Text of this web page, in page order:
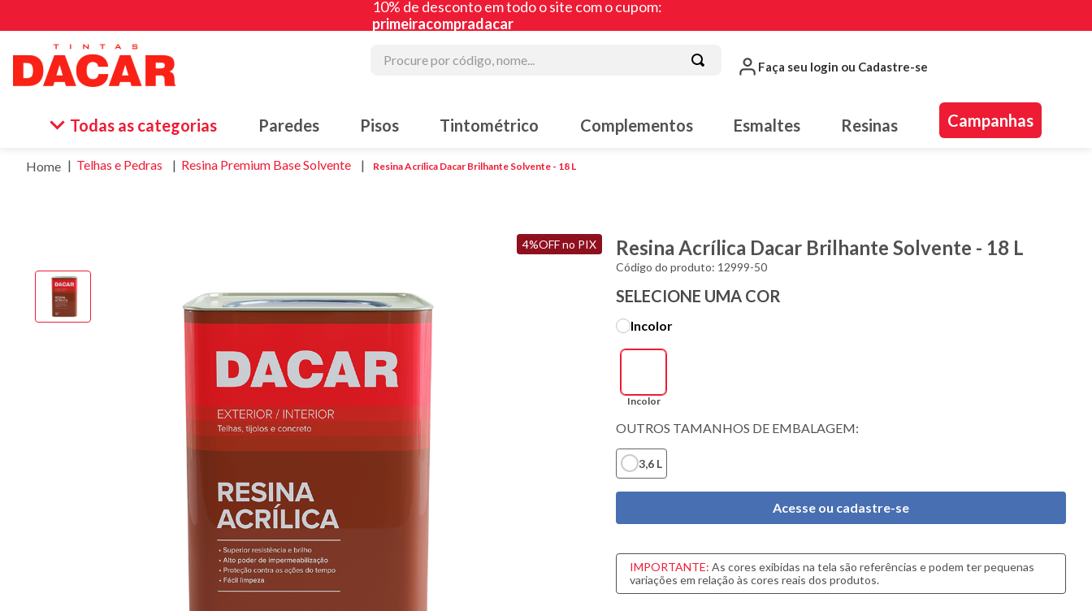
10% de desconto em todo o site com o cupom:
primeiracompradacar
Faça seu login ou Cadastre-se
Todas as categorias Paredes Pisos Tintométrico Complementos Esmaltes Resinas Campanhas
Telhas e Pedras Resina Premium Base Solvente Resina Acrílica Dacar Brilhante Solvente - 18 L
4%OFF no PIX Resina Acrílica Dacar Brilhante Solvente - 18 L
Código do produto: 12999-50
SELECIONE UMA COR
Incolor
Incolor
OUTROS TAMANHOS DE EMBALAGEM:
3,6 L
Acesse ou cadastre-se
IMPORTANTE: As cores exibidas na tela são referências e podem ter pequenas
variações em relação às cores reais dos produtos.
2º
esmalte
7º
massa corrida
9º
massa